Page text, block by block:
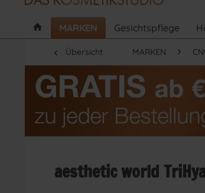
MARKEN Gesichtspflege
Übersicht MARKEN
aesthetic world